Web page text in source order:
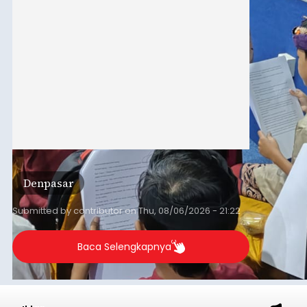
Denpasar
Submitted bycontributoronThu, 08/06/2026 - 21:22
Baca Selengkapnya